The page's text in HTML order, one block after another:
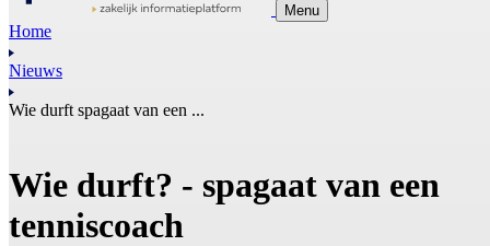
Menu
Home
Nieuws
Wie durft spagaat van een ...
Wie durft? - spagaat van een
tenniscoach